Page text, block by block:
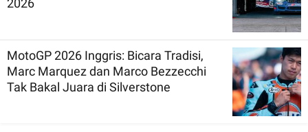
MotoGP 2026 Inggris: Bicara Tradisi,
Marc Marquez dan Marco Bezzecchi
Tak Bakal Juara di Silverstone